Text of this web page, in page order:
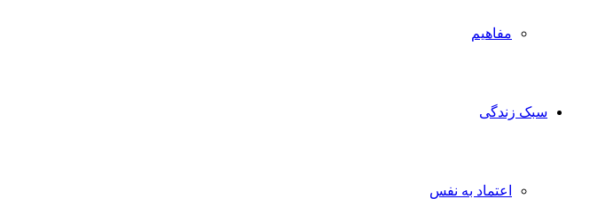
مفاهیم
سبک زندگی
اعتماد به نفس